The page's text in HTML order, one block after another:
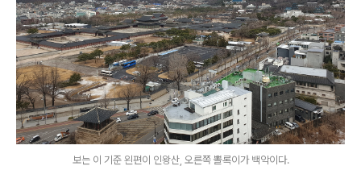
보는 이 기준 왼편이 인왕산, 오른쪽 뽈록이가 백악이다.